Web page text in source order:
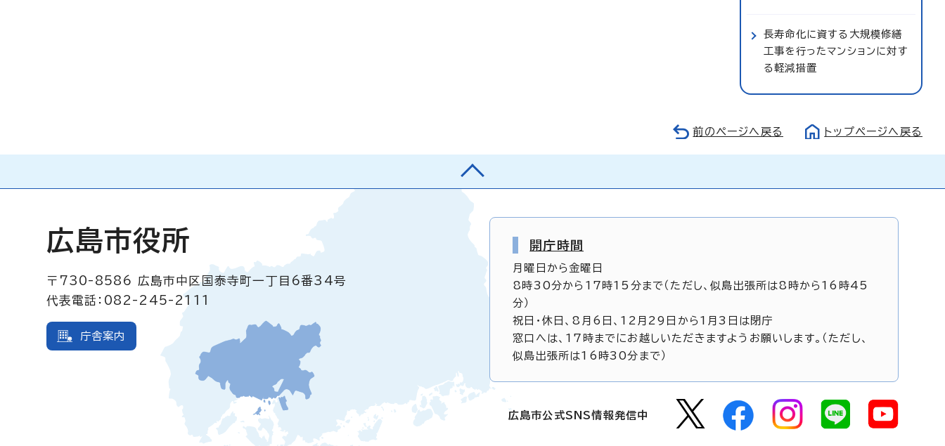
長寿命化に資する大規模修繕
工事を行ったマンションに対す
る軽減措置
前のページへ戻る トップページへ戻る
広島市役所
〒730-8586
広島市中区国泰寺町一丁目6番34号
代表電話：082-245-2111
庁舎案内
開庁時間
月曜日から金曜日
8時30分から17時15分まで（ただし、似島出張所は8時から16時45
分）
祝日・休日、8月6日、12月29日から1月3日は閉庁
窓口へは、17時までにお越しいただきますようお願いします。（ただし、
似島出張所は16時30分まで）
広島市公式SNS情報発信中